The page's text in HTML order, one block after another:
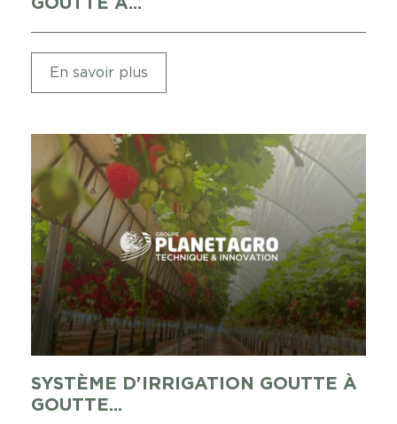
GOUTTE À...
En savoir plus
SYSTÈME D'IRRIGATION GOUTTE À
GOUTTE...